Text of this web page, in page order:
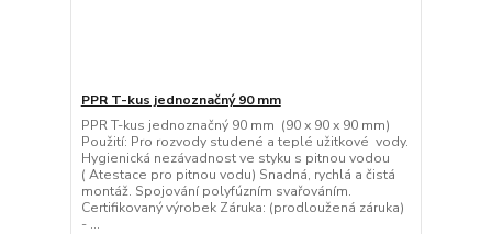
PPR T-kus jednoznačný 90 mm
PPR T-kus jednoznačný 90 mm (90 x 90 x 90 mm)
Použití: Pro rozvody studené a teplé užitkové vody.
Hygienická nezávadnost ve styku s pitnou vodou
( Atestace pro pitnou vodu) Snadná, rychlá a čistá
montáž. Spojování polyfúzním svařováním.
Certifikovaný výrobek Záruka: (prodloužená záruka)
- ...